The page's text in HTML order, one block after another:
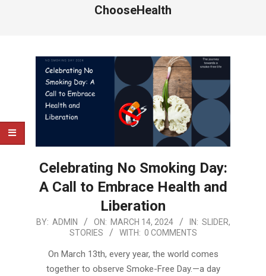
ChooseHealth
Celebrating No Smoking Day:
A Call to Embrace Health and
Liberation
2024-
BY: ADMIN ON: MARCH 14, 2024 IN: SLIDER,
STORIES
WITH: 0 COMMENTS
On March 13th, every year, the world comes
together to observe Smoke-Free Day.—a day